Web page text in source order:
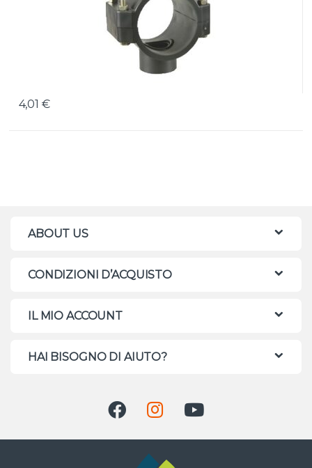
4,01 €
ABOUT US
CONDIZIONI D’ACQUISTO
IL MIO ACCOUNT
HAI BISOGNO DI AIUTO?